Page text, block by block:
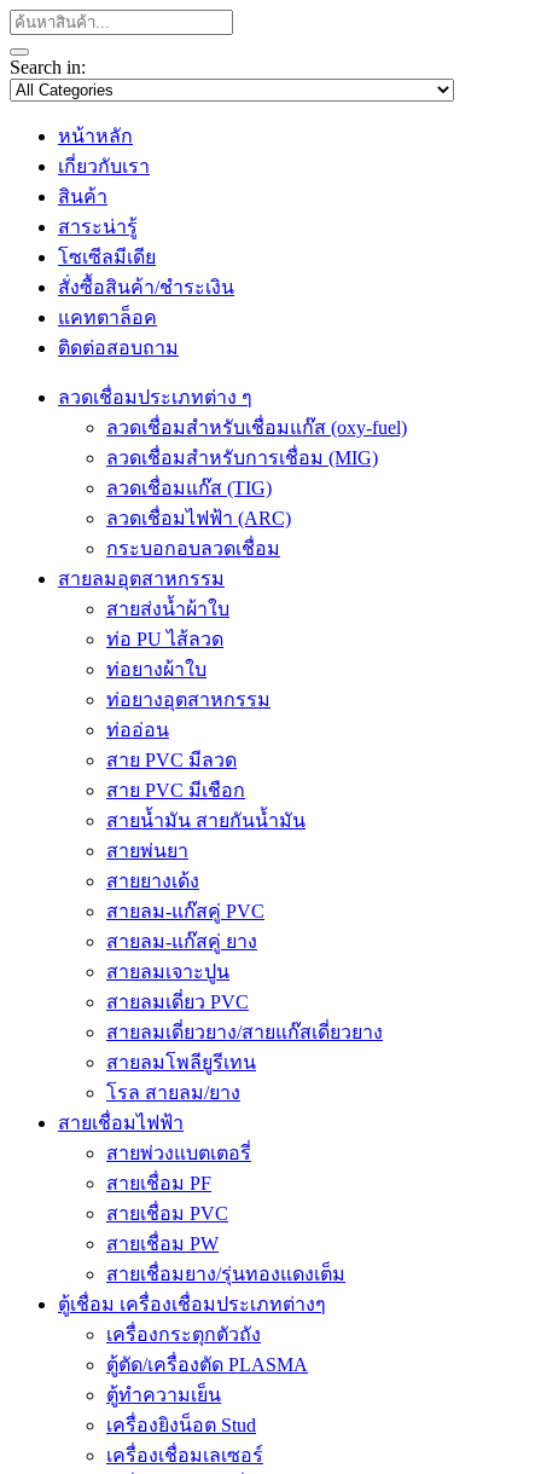
Search in:
หน้าหลัก
เกี่ยวกับเรา
สินค้า
สาระน่ารู้
โซเซีลมีเดีย
สั่งซื้อสินค้า/ชำระเงิน
แคทตาล็อค
ติดต่อสอบถาม
ลวดเชื่อมประเภทต่าง ๆ
ลวดเชื่อมสำหรับเชื่อมแก๊ส (oxy-fuel)
ลวดเชื่อมสำหรับการเชื่อม (MIG)
ลวดเชื่อมแก๊ส (TIG)
ลวดเชื่อมไฟฟ้า (ARC)
กระบอกอบลวดเชื่อม
สายลมอุตสาหกรรม
สายส่งน้ำผ้าใบ
ท่อ PU ไส้ลวด
ท่อยางผ้าใบ
ท่อยางอุตสาหกรรม
ท่ออ่อน
สาย PVC มีลวด
สาย PVC มีเชือก
สายน้ำมัน สายกันน้ำมัน
สายพ่นยา
สายยางเด้ง
สายลม-แก๊สคู่ PVC
สายลม-แก๊สคู่ ยาง
สายลมเจาะปูน
สายลมเดี่ยว PVC
สายลมเดี่ยวยาง/สายแก๊สเดี่ยวยาง
สายลมโพลียูรีเทน
โรล สายลม/ยาง
สายเชื่อมไฟฟ้า
สายพ่วงแบตเตอรี่
สายเชื่อม PF
สายเชื่อม PVC
สายเชื่อม PW
สายเชื่อมยาง/รุ่นทองแดงเต็ม
ตู้เชื่อม เครื่องเชื่อมประเภทต่างๆ
เครื่องกระตุกตัวถัง
ตู้ตัด/เครื่องตัด PLASMA
ตู้ทำความเย็น
เครื่องยิงน็อต Stud
เครื่องเชื่อมเลเซอร์